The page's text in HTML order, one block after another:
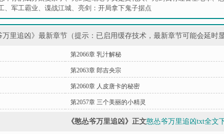
、 军工霸业、 谍战江城、 亮剑：开局拿下鬼子据点
万里追凶》最新章节（提示：已启用缓存技术，最新章节可能会延时
第2066章 乳汁解秘
第2063章 郎吉央宗
第2060章 人皮唐卡的秘密
第2057章 三个美丽的小精灵
《憨怂爷万里追凶》正文憨怂爷万里追凶txt全文